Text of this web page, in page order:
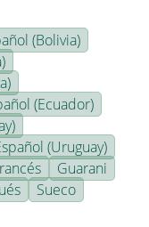
(Bolivia)
(Ecuador)
(Uruguay)
Guarani
Sueco